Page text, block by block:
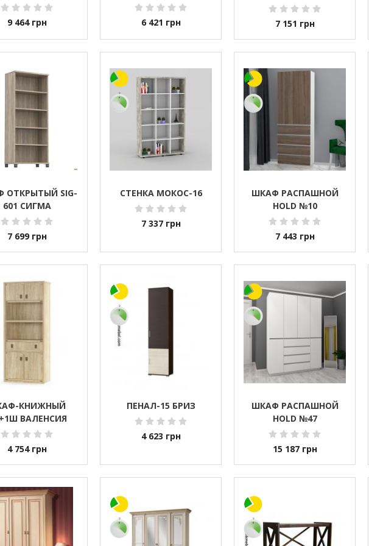
9 464 грн 6 421 грн
ШТ.) 180Х48Х204 СМ
7 151 грн
ОТКРЫТЫЙ SIG-
601 СИГМА
7 699 грн
СТЕНКА МОКОС-16
7 337 грн
ШКАФ РАСПАШНОЙ
HOLD №10
7 443 грн
КНИЖНЫЙ
ВАЛЕНСИЯ
4 754 грн
ПЕНАЛ-15 БРИЗ
4 623 грн
ШКАФ РАСПАШНОЙ
HOLD №47
15 187 грн